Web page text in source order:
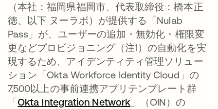
（本社：福岡県福岡市、代表取締役：橋本正
徳、以下 ヌーラボ）が提供する「Nulab
Pass」が、ユーザーの追加・無効化・権限変
更などプロビジョニング（注1）の自動化を実
現するため、アイデンティティ管理ソリュー
ション「Okta Workforce Identity Cloud」の
7,500以上の事前連携アプリテンプレート群
「Okta Integration Network 」（OIN）の